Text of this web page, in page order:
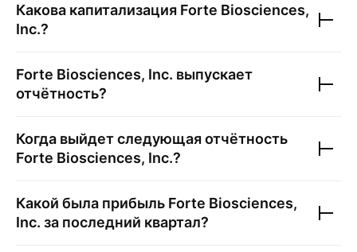
Какова капитализация Forte Biosciences,
Inc.?
Forte Biosciences, Inc. выпускает
отчётность?
Когда выйдет следующая отчётность
Forte Biosciences, Inc.?
Какой была прибыль Forte Biosciences,
Inc. за последний квартал?